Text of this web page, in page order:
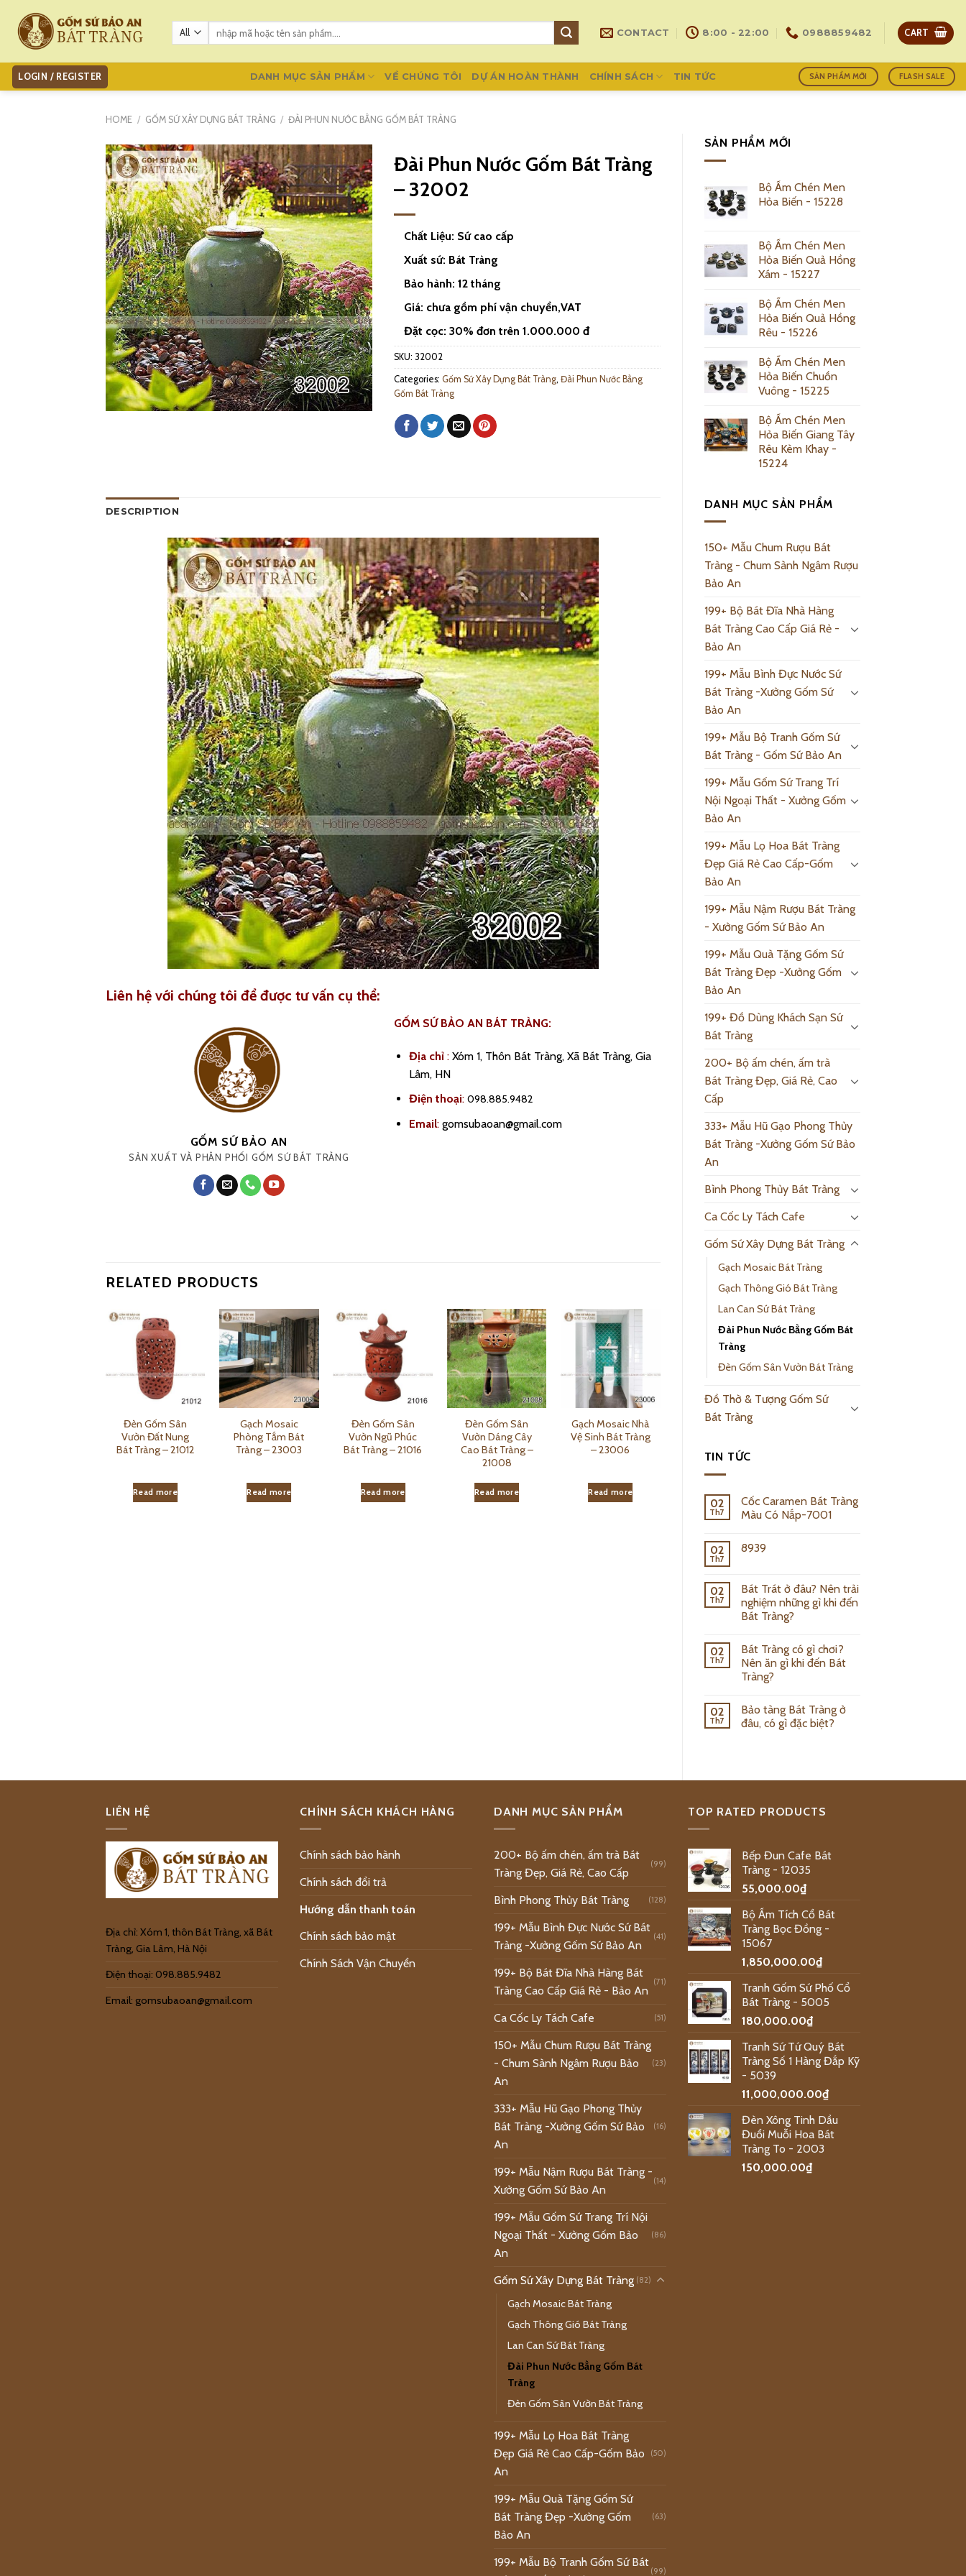
content
Search
CONTACT 8:00 - 22:00 0988859482 CART
LOGIN / REGISTER DANH MỤC SẢN PHẨM VỀ CHÚNG TÔI DỰ ÁN HOÀN THÀNH CHÍNH SÁCH TIN TỨC SẢN PHẨM MỚI FLASH SALE
HOME / GỐM SỨ XÂY DỰNG BÁT TRÀNG / ĐÀI PHUN NƯỚC BẰNG GỐM BÁT TRÀNG
SẢN PHẨM MỚI
Bộ Ấm Chén Men
Hỏa Biến - 15228
Bộ Ấm Chén Men
Hỏa Biến Quả Hồng
Xám - 15227
Bộ Ấm Chén Men
Hỏa Biến Quả Hồng
Rêu - 15226
Bộ Ấm Chén Men
Hỏa Biến Chuồn
Vuông - 15225
Bộ Ấm Chén Men
Hỏa Biến Giang Tây
Rêu Kèm Khay -
15224
DANH MỤC SẢN PHẨM
150+ Mẫu Chum Rượu Bát
Tràng - Chum Sành Ngâm Rượu
Bảo An
199+ Bộ Bát Đĩa Nhà Hàng
Bát Tràng Cao Cấp Giá Rẻ -
Bảo An
199+ Mẫu Bình Đực Nước Sứ
Bát Tràng -Xưởng Gốm Sứ
Bảo An
199+ Mẫu Bộ Tranh Gốm Sứ
Bát Tràng - Gốm Sứ Bảo An
199+ Mẫu Gốm Sứ Trang Trí
Nội Ngoại Thất - Xưởng Gốm
Bảo An
199+ Mẫu Lọ Hoa Bát Tràng
Đẹp Giá Rẻ Cao Cấp-Gốm
Bảo An
199+ Mẫu Nậm Rượu Bát Tràng
- Xưởng Gốm Sứ Bảo An
199+ Mẫu Quà Tặng Gốm Sứ
Bát Tràng Đẹp -Xưởng Gốm
Bảo An
199+ Đồ Dùng Khách Sạn Sứ
Bát Tràng
200+ Bộ ấm chén, ấm trà
Bát Tràng Đẹp, Giá Rẻ, Cao
Cấp
333+ Mẫu Hũ Gạo Phong Thủy
Bát Tràng -Xưởng Gốm Sứ Bảo
An
Bình Phong Thủy Bát Tràng
Ca Cốc Ly Tách Cafe
Gốm Sứ Xây Dựng Bát Tràng
Gạch Mosaic Bát Tràng
Gạch Thông Gió Bát Tràng
Lan Can Sứ Bát Tràng
Đài Phun Nước Bằng Gốm Bát
Tràng
Đèn Gốm Sân Vườn Bát Tràng
Đồ Thờ & Tượng Gốm Sứ
Bát Tràng
TIN TỨC
02
Th7
Cốc Caramen Bát Tràng
Màu Có Nắp-7001
02
Th7
8939
02
Th7
Bát Trát ở đâu? Nên trải
nghiệm những gì khi đến
Bát Tràng?
02
Th7
Bát Tràng có gì chơi?
Nên ăn gì khi đến Bát
Tràng?
02
Th7
Bảo tàng Bát Tràng ở
đâu, có gì đặc biệt?
Đài Phun Nước Gốm Bát Tràng
– 32002
Chất Liệu: Sứ cao cấp
Xuất sứ: Bát Tràng
Bảo hành: 12 tháng
Giá: chưa gồm phí vận chuyển,VAT
Đặt cọc: 30% đơn trên 1.000.000 đ
SKU: 32002
Categories: Gốm Sứ Xây Dựng Bát Tràng, Đài Phun Nước Bằng
Gốm Bát Tràng
DESCRIPTION
Liên hệ với chúng tôi để được tư vấn cụ thể:
GỐM SỨ BẢO AN
SẢN XUẤT VÀ PHÂN PHỐI GỐM SỨ BÁT TRÀNG
GỐM SỨ BẢO AN BÁT TRÀNG:
Địa chỉ :Xóm 1, Thôn Bát Tràng, Xã Bát Tràng, Gia
Lâm, HN
Điện thoại: 098.885.9482
Email:gomsubaoan@gmail.com
RELATED PRODUCTS
Đèn Gốm Sân
Vườn Đất Nung
Bát Tràng – 21012
Read more
Gạch Mosaic
Phòng Tắm Bát
Tràng – 23003
Read more
Đèn Gốm Sân
Vườn Ngũ Phúc
Bát Tràng – 21016
Read more
Đèn Gốm Sân
Vườn Dáng Cây
Cao Bát Tràng –
21008
Read more
Gạch Mosaic Nhà
Vệ Sinh Bát Tràng
– 23006
Read more
Đèn Gốm Sân
Bát Tràng – 21015
LIÊN HỆ
Địa chỉ: Xóm 1, thôn Bát Tràng, xã Bát
Tràng, Gia Lâm, Hà Nội
Điện thoại: 098.885.9482
Email: gomsubaoan@gmail.com
CHÍNH SÁCH KHÁCH HÀNG
Chính sách bảo hành
Chính sách đổi trả
Hướng dẫn thanh toán
Chính sách bảo mật
Chính Sách Vận Chuyển
DANH MỤC SẢN PHẨM
200+ Bộ ấm chén, ấm trà Bát
Tràng Đẹp, Giá Rẻ, Cao Cấp
(99)
Bình Phong Thủy Bát Tràng (128)
199+ Mẫu Bình Đực Nước Sứ Bát
Tràng -Xưởng Gốm Sứ Bảo An
(41)
199+ Bộ Bát Đĩa Nhà Hàng Bát
Tràng Cao Cấp Giá Rẻ - Bảo An
(71)
Ca Cốc Ly Tách Cafe (51)
150+ Mẫu Chum Rượu Bát Tràng
- Chum Sành Ngâm Rượu Bảo
An
(23)
333+ Mẫu Hũ Gạo Phong Thủy
Bát Tràng -Xưởng Gốm Sứ Bảo
An
(16)
199+ Mẫu Nậm Rượu Bát Tràng -
Xưởng Gốm Sứ Bảo An
(14)
199+ Mẫu Gốm Sứ Trang Trí Nội
Ngoại Thất - Xưởng Gốm Bảo
An
(86)
Gốm Sứ Xây Dựng Bát Tràng (82)
Gạch Mosaic Bát Tràng
Gạch Thông Gió Bát Tràng
Lan Can Sứ Bát Tràng
Đài Phun Nước Bằng Gốm Bát
Tràng
Đèn Gốm Sân Vườn Bát Tràng
199+ Mẫu Lọ Hoa Bát Tràng
Đẹp Giá Rẻ Cao Cấp-Gốm Bảo
An
(50)
199+ Mẫu Quà Tặng Gốm Sứ
Bát Tràng Đẹp -Xưởng Gốm
Bảo An
(63)
199+ Mẫu Bộ Tranh Gốm Sứ Bát
(99)
TOP RATED PRODUCTS
Bếp Đun Cafe Bát
Tràng - 12035
55,000.00₫
Bộ Ấm Tích Cổ Bát
Tràng Bọc Đồng -
15067
1,850,000.00₫
Tranh Gốm Sứ Phố Cổ
Bát Tràng - 5005
180,000.00₫
Tranh Sứ Tứ Quý Bát
Tràng Số 1 Hàng Đắp Kỹ
- 5039
11,000,000.00₫
Đèn Xông Tinh Dầu
Đuổi Muỗi Hoa Bát
Tràng To - 2003
150,000.00₫